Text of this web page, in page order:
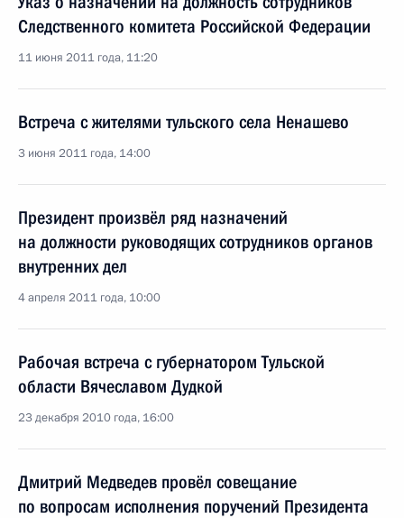
Следственного комитета Российской Федерации
11 июня 2011 года, 11:20
Встреча с жителями тульского села Ненашево
3 июня 2011 года, 14:00
Президент произвёл ряд назначений
на должности руководящих сотрудников органов
внутренних дел
4 апреля 2011 года, 10:00
Рабочая встреча с губернатором Тульской
области Вячеславом Дудкой
23 декабря 2010 года, 16:00
Дмитрий Медведев провёл совещание
по вопросам исполнения поручений Президента